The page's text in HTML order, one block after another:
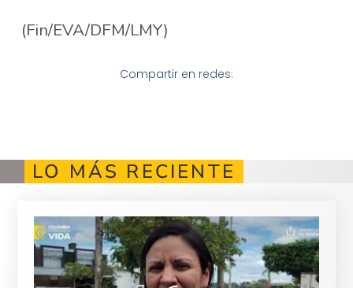
(Fin/EVA/DFM/LMY)
Compartir en redes:
LO MÁS RECIENTE